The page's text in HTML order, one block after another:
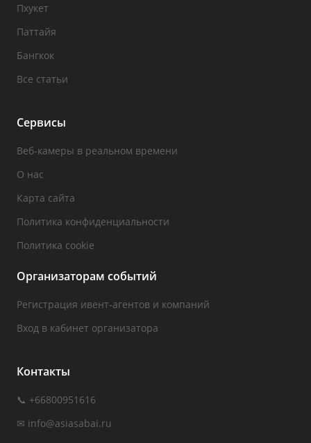
Пхукет
Паттайя
Бангкок
Все статьи
Сервисы
Веб-камеры в реальном времени
О нас
Карта сайта
Политика конфиденциальности
Политика cookie
Организаторам событий
Регистрация ивент-агентов и компаний
Вход в кабинет организатора
Контакты
📞 +66800951616
✉ info@asiasabai.ru